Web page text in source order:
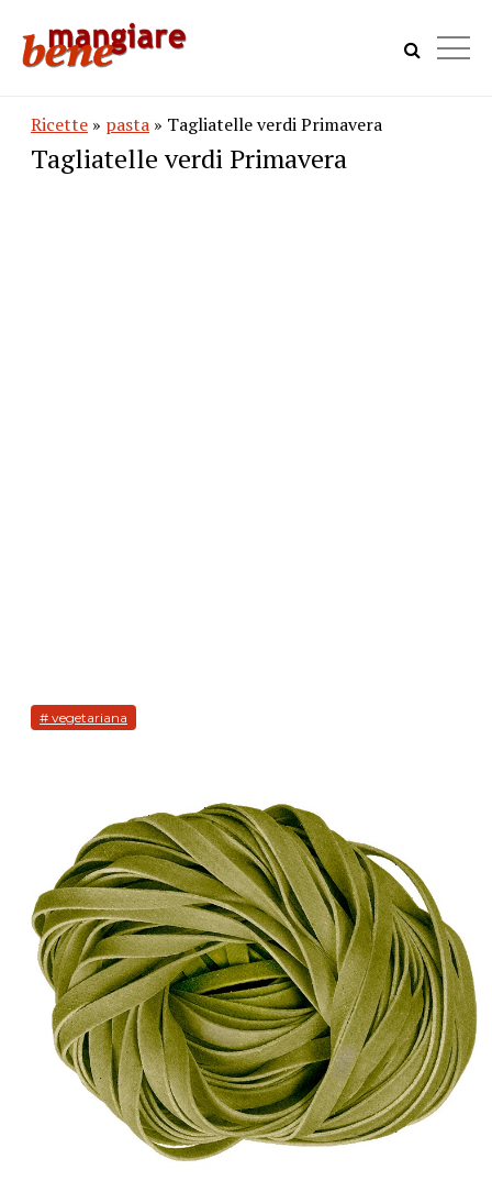
Ricette » pasta » Tagliatelle verdi Primavera
Tagliatelle verdi Primavera
# vegetariana